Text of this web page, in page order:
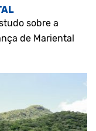
sobre a
de Mariental